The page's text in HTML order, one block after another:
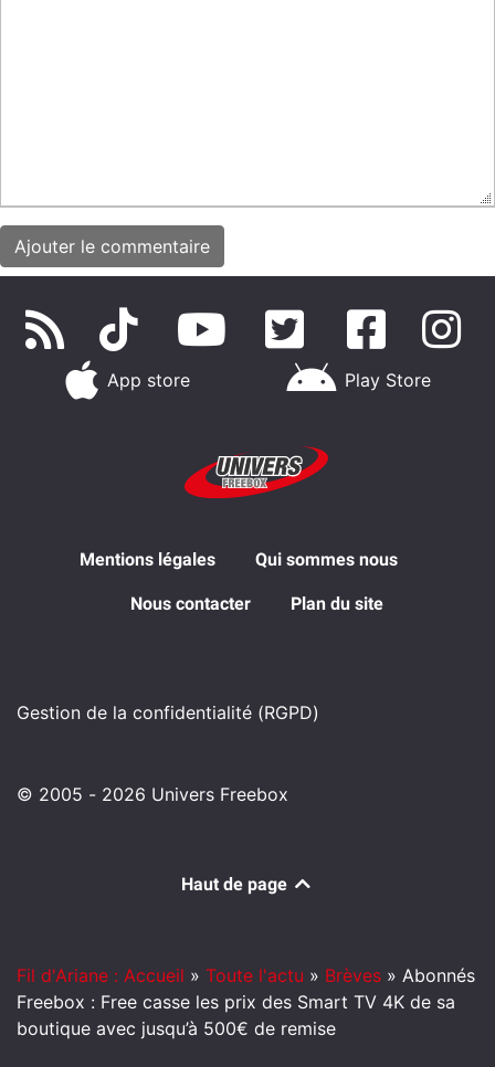
App store Play Store
Mentions légales Qui sommes nous
Nous contacter Plan du site
Gestion de la confidentialité (RGPD)
© 2005 - 2026 Univers Freebox
Haut de page
Fil d'Ariane : Accueil » Toute l'actu » Brèves » Abonnés
Freebox : Free casse les prix des Smart TV 4K de sa
boutique avec jusqu’à 500€ de remise